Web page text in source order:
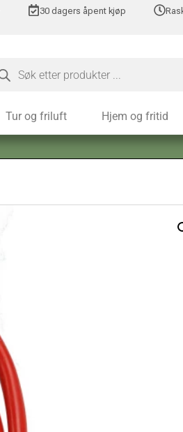
30 dagers åpent kjøp
Tur og friluft Hjem og fritid